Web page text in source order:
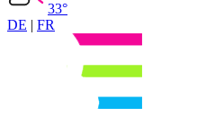
33°
DE | FR